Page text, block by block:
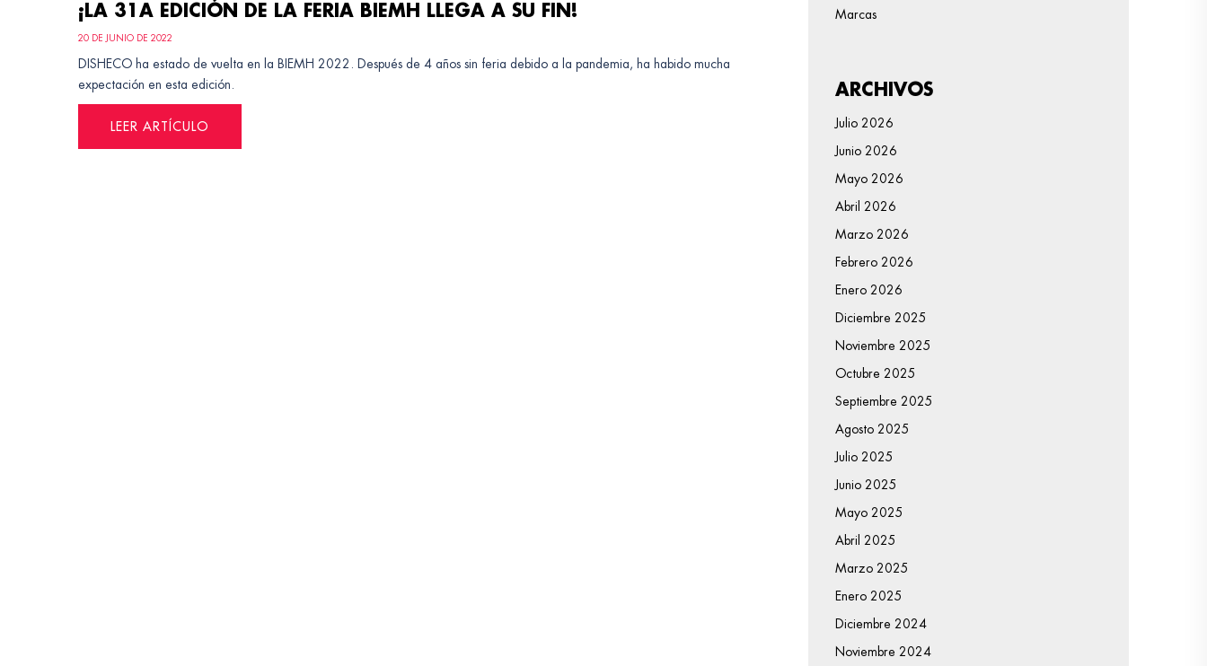
¡LA 31A EDICIÓN DE LA FERIA BIEMH LLEGA A SU FIN!
20 DE JUNIO DE 2022
DISHECO ha estado de vuelta en la BIEMH 2022. Después de 4 años sin feria debido a la pandemia, ha habido mucha
expectación en esta edición.
LEER ARTÍCULO
Marcas
ARCHIVOS
Julio 2026
Junio 2026
Mayo 2026
Abril 2026
Marzo 2026
Febrero 2026
Enero 2026
Diciembre 2025
Noviembre 2025
Octubre 2025
Septiembre 2025
Agosto 2025
Julio 2025
Junio 2025
Mayo 2025
Abril 2025
Marzo 2025
Enero 2025
Diciembre 2024
Noviembre 2024